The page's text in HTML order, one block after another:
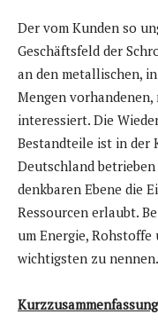
Der vom Kunden so
Geschäftsfeld der
an den metallischen,
Mengen
interessiert. Die
Bestandteile ist in der
Deutschland
denkbaren Ebene die
Ressourcen erlaubt.
um Energie, Rohstoffe
wichtigsten zu nennen.
Kurzzusammenfassung